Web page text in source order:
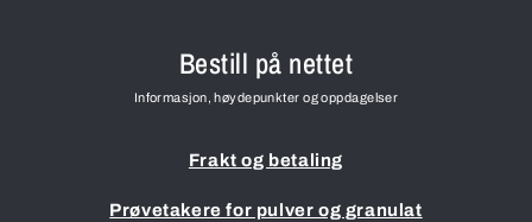
Bestill på nettet
Informasjon, høydepunkter og oppdagelser
Frakt og betaling
Prøvetakere for pulver og granulat